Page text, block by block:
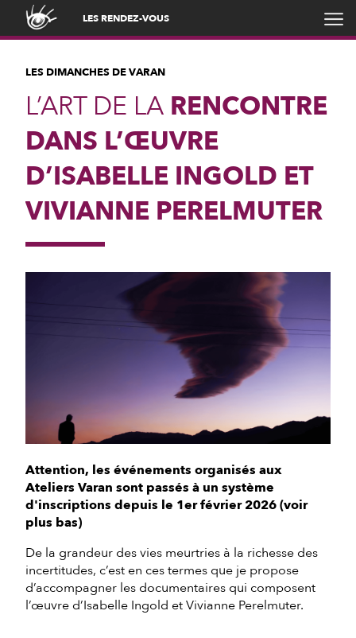
LES RENDEZ-VOUS
LES DIMANCHES DE VARAN
L’ART DE LA RENCONTRE
DANS L’ŒUVRE
D’ISABELLE INGOLD ET
VIVIANNE PERELMUTER
Attention, les événements organisés aux
Ateliers Varan sont passés à un système
d'inscriptions depuis le 1er février 2026 (voir
plus bas)
De la grandeur des vies meurtries à la richesse des
incertitudes, c’est en ces termes que je propose
d’accompagner les documentaires qui composent
l’œuvre d’Isabelle Ingold et Vivianne Perelmuter.